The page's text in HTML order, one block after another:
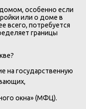
особенно если
или о доме в
всего, потребуется
границы
на государственную
окна» (МФЦ).